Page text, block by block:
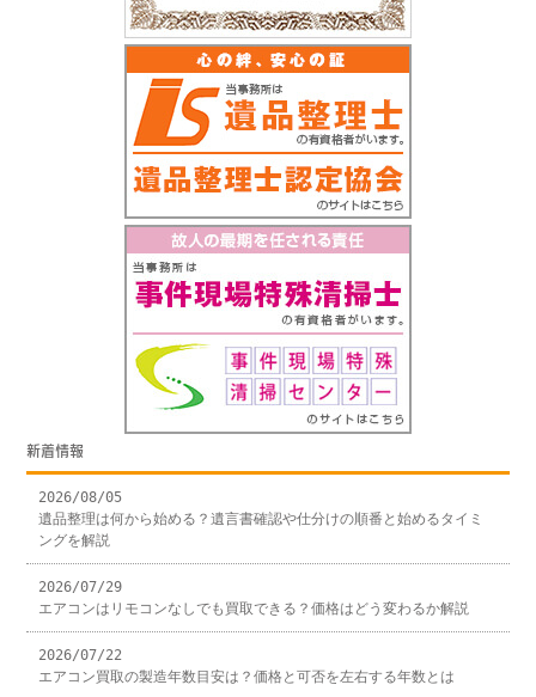
新着情報
2026/08/05
遺品整理は何から始める？遺言書確認や仕分けの順番と始めるタイミ
ングを解説
2026/07/29
エアコンはリモコンなしでも買取できる？価格はどう変わるか解説
2026/07/22
エアコン買取の製造年数目安は？価格と可否を左右する年数とは